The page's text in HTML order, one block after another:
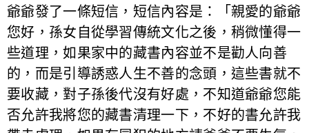
爺爺發了一條短信，短信內容是：「親愛的爺爺
您好，孫女自從學習傳統文化之後，稍微懂得一
些道理，如果家中的藏書內容並不是勸人向善
的，而是引導誘惑人生不善的念頭，這些書就不
要收藏，對子孫後代沒有好處，不知道爺爺您能
否允許我將您的藏書清理一下，不好的書允許我